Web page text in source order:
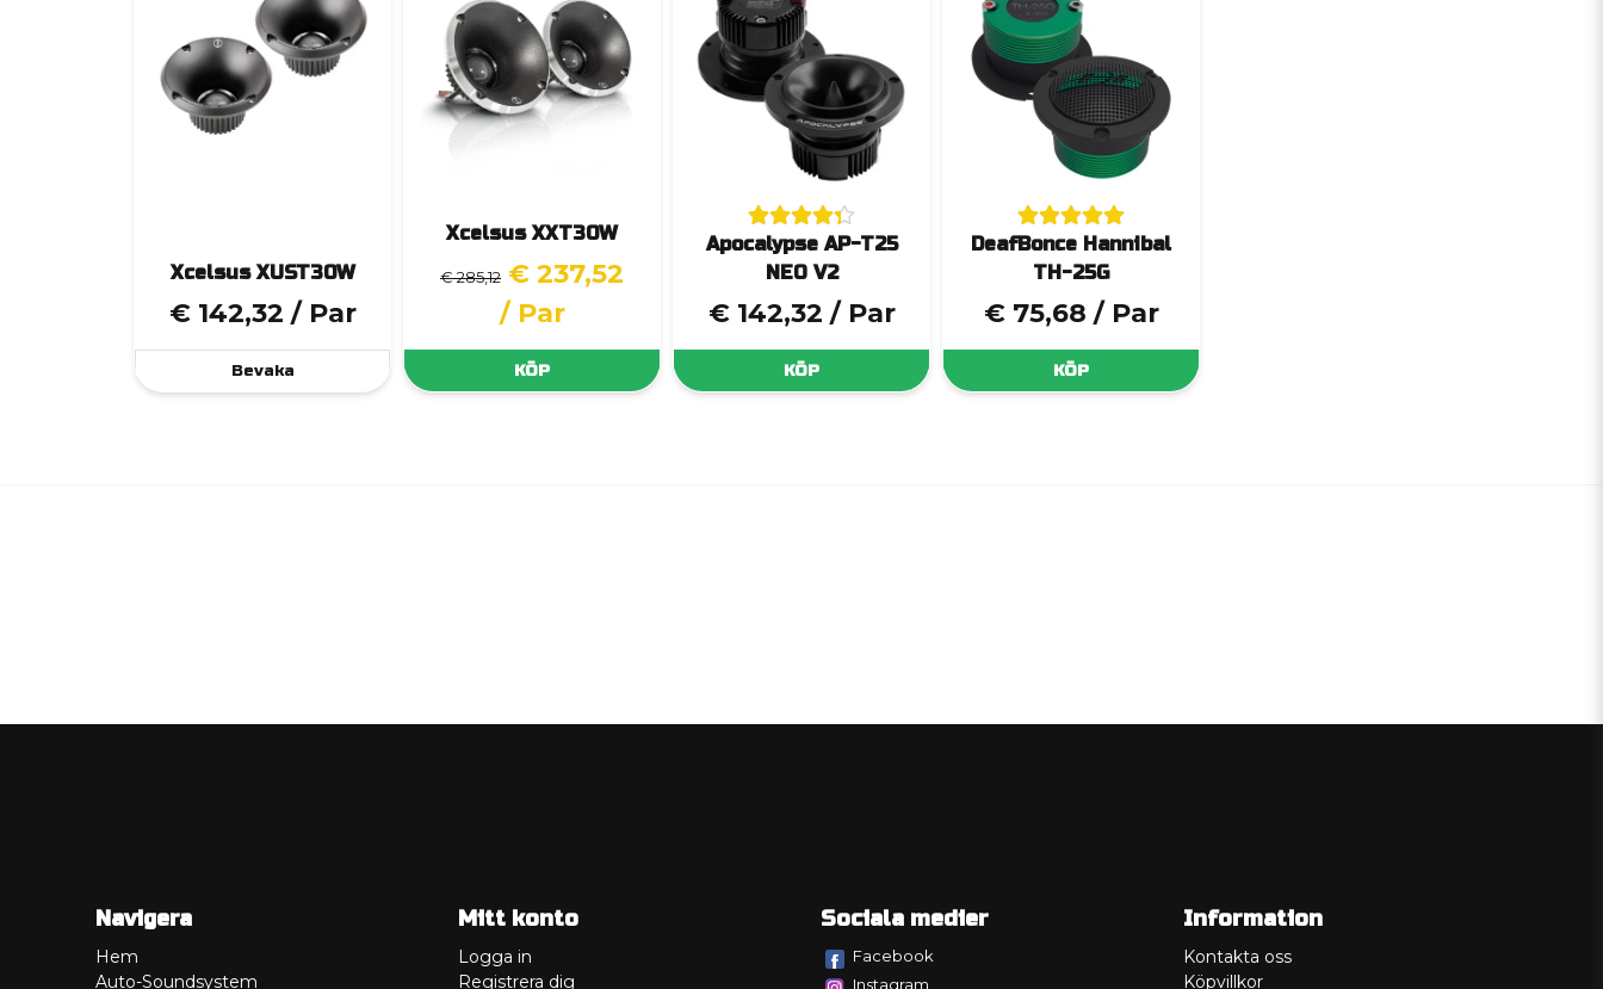
Xcelsus XUST30W
€ 142,32 / Par
Bevaka
Xcelsus XXT30W
€ 285,12 € 237,52
/ Par
KÖP
Apocalypse AP-T25
NEO V2
€ 142,32 / Par
KÖP
DeafBonce Hannibal
TH-25G
€ 75,68 / Par
KÖP
Navigera
Hem
Auto-Soundsystem
Mitt konto
Logga in
Registrera dig
Sociala medier
Facebook
Instagram
Information
Kontakta oss
Köpvillkor